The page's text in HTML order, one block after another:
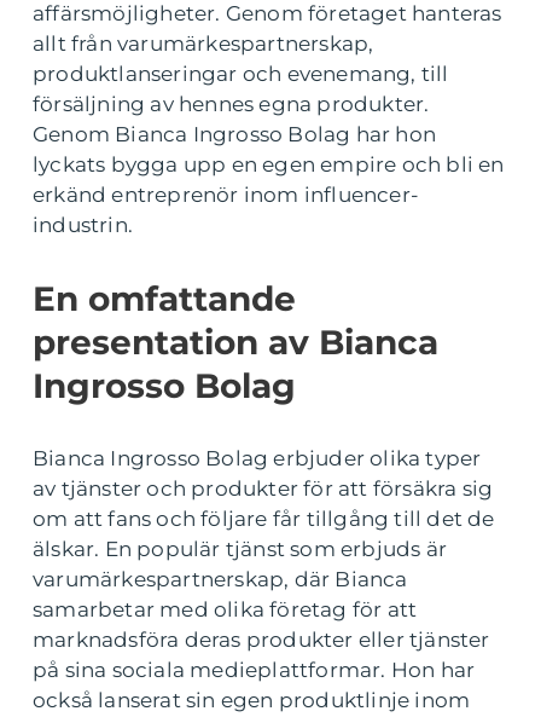
affärsmöjligheter. Genom företaget hanteras
allt från varumärkespartnerskap,
produktlanseringar och evenemang, till
försäljning av hennes egna produkter.
Genom Bianca Ingrosso Bolag har hon
lyckats bygga upp en egen empire och bli en
erkänd entreprenör inom influencer-
industrin.
En omfattande
presentation av Bianca
Ingrosso Bolag
Bianca Ingrosso Bolag erbjuder olika typer
av tjänster och produkter för att försäkra sig
om att fans och följare får tillgång till det de
älskar. En populär tjänst som erbjuds är
varumärkespartnerskap, där Bianca
samarbetar med olika företag för att
marknadsföra deras produkter eller tjänster
på sina sociala medieplattformar. Hon har
också lanserat sin egen produktlinje inom